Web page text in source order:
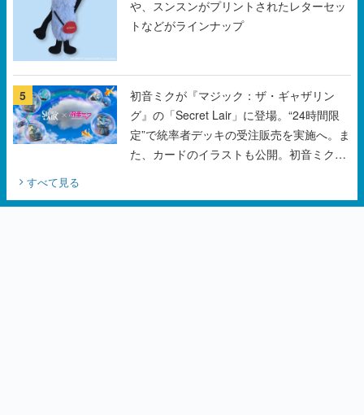
や、スンスンがプリントされたレターセッ
トなどがラインナップ
5
初音ミクが『マジック：ザ・ギャザリン
グ』の「Secret Lair」に登場。“24時間限
定”で統率者デッキの受注販売を実施へ。ま
た、カードのイラストも公開。初音ミクの
すべて見る